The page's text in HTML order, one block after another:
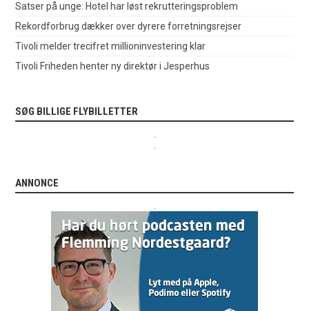
Satser på unge: Hotel har løst rekrutteringsproblem
Rekordforbrug dækker over dyrere forretningsrejser
Tivoli melder trecifret millioninvestering klar
Tivoli Friheden henter ny direktør i Jesperhus
SØG BILLIGE FLYBILLETTER
.
.
ANNONCE
.